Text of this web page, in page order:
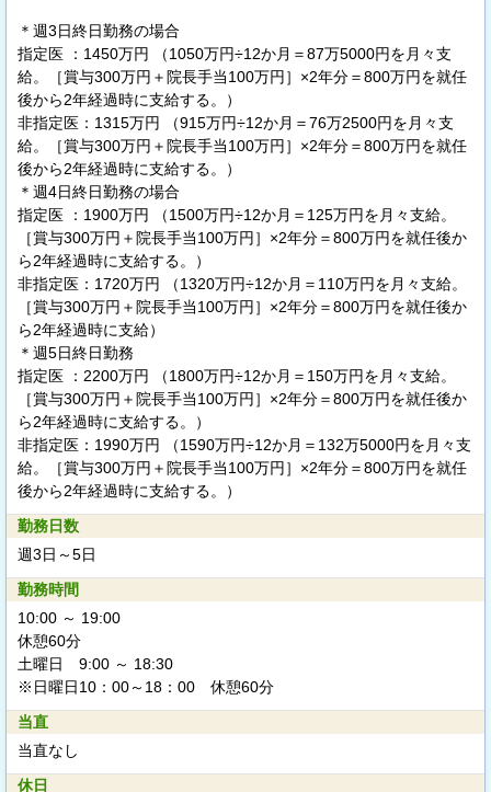
＊週3日終日勤務の場合
指定医 ：1450万円 （1050万円÷12か月＝87万5000円を月々支
給。［賞与300万円＋院長手当100万円］×2年分＝800万円を就任
後から2年経過時に支給する。）
非指定医：1315万円 （915万円÷12か月＝76万2500円を月々支
給。［賞与300万円＋院長手当100万円］×2年分＝800万円を就任
後から2年経過時に支給する。）
＊週4日終日勤務の場合
指定医 ：1900万円 （1500万円÷12か月＝125万円を月々支給。
［賞与300万円＋院長手当100万円］×2年分＝800万円を就任後か
ら2年経過時に支給する。）
非指定医：1720万円 （1320万円÷12か月＝110万円を月々支給。
［賞与300万円＋院長手当100万円］×2年分＝800万円を就任後か
ら2年経過時に支給）
＊週5日終日勤務
指定医 ：2200万円 （1800万円÷12か月＝150万円を月々支給。
［賞与300万円＋院長手当100万円］×2年分＝800万円を就任後か
ら2年経過時に支給する。）
非指定医：1990万円 （1590万円÷12か月＝132万5000円を月々支
給。［賞与300万円＋院長手当100万円］×2年分＝800万円を就任
後から2年経過時に支給する。）
勤務日数
週3日～5日
勤務時間
10:00 ～ 19:00
休憩60分
土曜日 9:00 ～ 18:30
※日曜日10：00～18：00 休憩60分
当直
当直なし
休日